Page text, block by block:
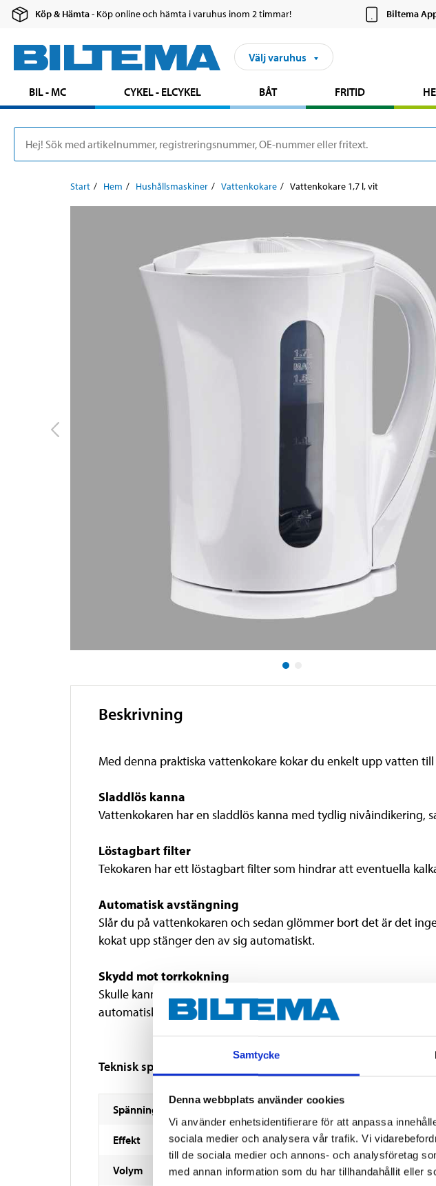
Samtycke
Denna webbplats använder cookies
Vi använder enhetsidentifierare för att anpassa
sociala medier och analysera vår trafik. Vi
till de sociala medier och annons- och analysföretag
med annan information som du har tillhandahållit eller
Köp & Hämta- Köp online och hämta i varuhus inom 2 timmar! Biltema
Välj varuhus
BIL - MC CYKEL - ELCYKEL BÅT FRITID
Start Hem Hushållsmaskiner Vattenkokare Vattenkokare 1,7 l, vit
Beskrivning
Med denna praktiska vattenkokare kokar du enkelt upp vatten
Sladdlös kanna
Vattenkokaren har en sladdlös kanna med tydlig nivåindikering,
Löstagbart filter
Tekokaren har ett löstagbart filter som hindrar att eventuella
Automatisk avstängning
Slår du på vattenkokaren och sedan glömmer bort det är det
kokat upp stänger den av sig automatiskt.
Skydd mot torrkokning
Skulle kannan vara fylld med så lite vatten att den riskerar att
automatisk stänger av sig när botten torrläggs.
Teknisk specifikation
Spänning
Effekt
Volym